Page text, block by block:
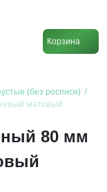
Корзина
(без росписи) /
матовый
80 мм